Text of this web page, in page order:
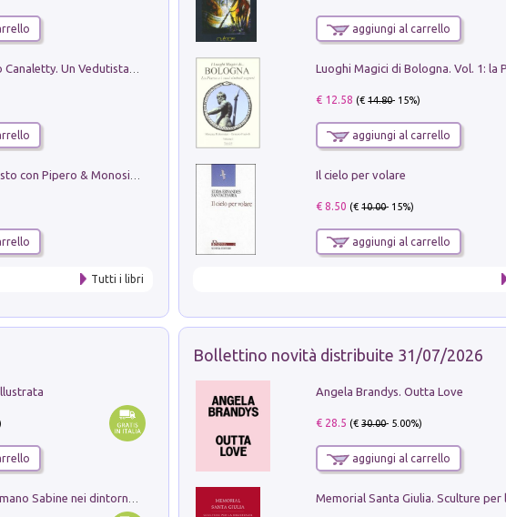
Tutti i libri
aggiungi al carrello
€ 12.58 (€14.80- 15%)
aggiungi al carrello
Il cielo per volare
€ 8.50 (€10.00- 15%)
aggiungi al carrello
Bollettino novità distribuite 31/07/2026
Angela Brandys. Outta Love
€ 28.5 (€30.00- 5.00%)
aggiungi al carrello